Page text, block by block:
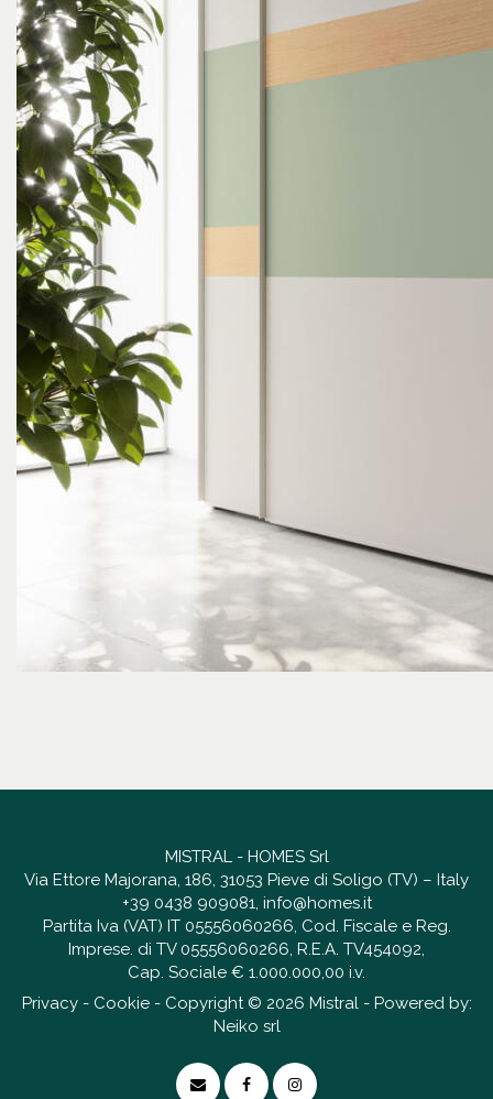
MISTRAL - HOMES Srl
Via Ettore Majorana, 186, 31053 Pieve di Soligo (TV) – Italy
+39 0438 909081, info@homes.it
Partita Iva (VAT) IT 05556060266, Cod. Fiscale e Reg.
Imprese. di TV 05556060266, R.E.A. TV454092,
Cap. Sociale € 1.000.000,00 i.v.
Privacy- Cookie- Copyright © 2026 Mistral - Powered by:
Neiko srl